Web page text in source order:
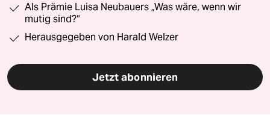
Als Prämie Luisa Neubauers „Was wäre, wenn wir
mutig sind?“
Herausgegeben von Harald Welzer
Jetzt abonnieren